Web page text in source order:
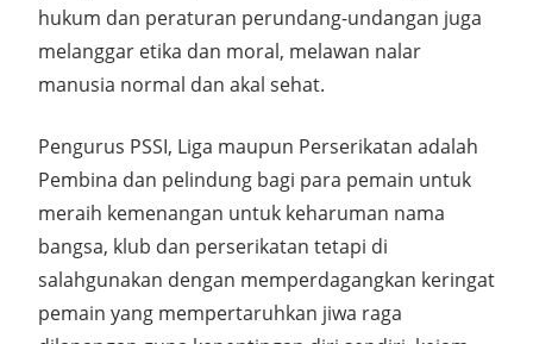
hukum dan peraturan perundang-undangan juga
melanggar etika dan moral, melawan nalar
manusia normal dan akal sehat.
Pengurus PSSI, Liga maupun Perserikatan adalah
Pembina dan pelindung bagi para pemain untuk
meraih kemenangan untuk keharuman nama
bangsa, klub dan perserikatan tetapi di
salahgunakan dengan memperdagangkan keringat
pemain yang mempertaruhkan jiwa raga